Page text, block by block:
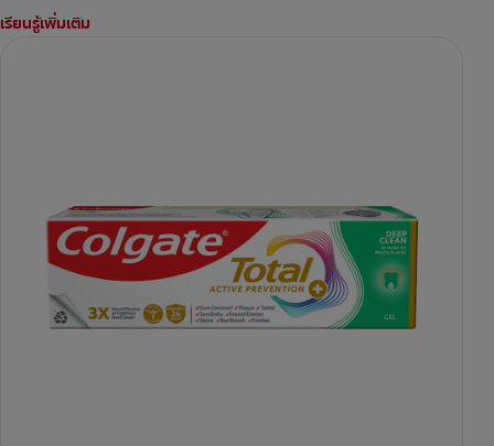
เรียนรู้เพิ่มเติม